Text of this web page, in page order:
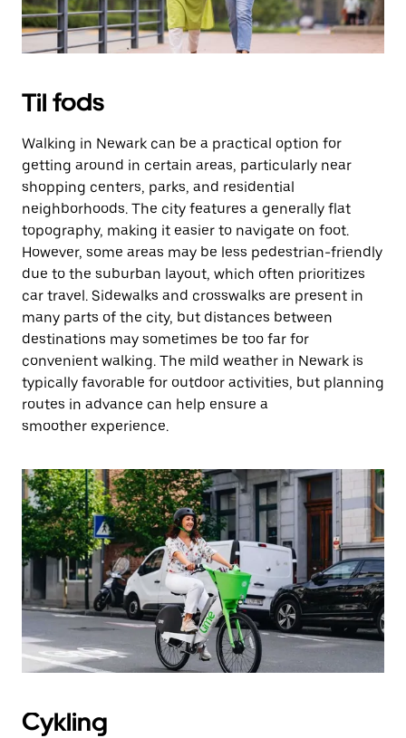
Til fods
Walking in Newark can be a practical option for
getting around in certain areas, particularly near
shopping centers, parks, and residential
neighborhoods. The city features a generally flat
topography, making it easier to navigate on foot.
However, some areas may be less pedestrian-friendly
due to the suburban layout, which often prioritizes
car travel. Sidewalks and crosswalks are present in
many parts of the city, but distances between
destinations may sometimes be too far for
convenient walking. The mild weather in Newark is
typically favorable for outdoor activities, but planning
routes in advance can help ensure a
smoother experience.
Cykling